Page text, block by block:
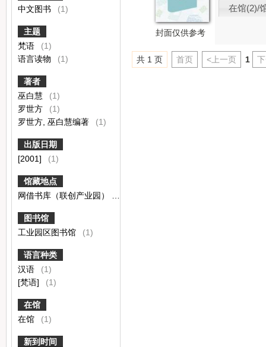
中文图书
(1)
主题
梵语
(1)
语言读物
(1)
著者
巫白慧
(1)
罗世方
(1)
罗世方, 巫白慧编著
(1)
出版日期
[2001]
(1)
馆藏地点
图书馆
工业园区图书馆
(1)
语言种类
汉语
(1)
[梵语]
(1)
在馆
在馆
(1)
新到时间
封面仅供参考
在馆(2)/
共 1 页 首页 <上一页 1